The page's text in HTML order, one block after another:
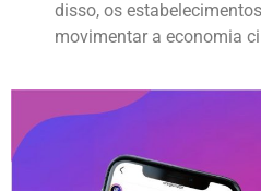
disso, os
movimentar a economia